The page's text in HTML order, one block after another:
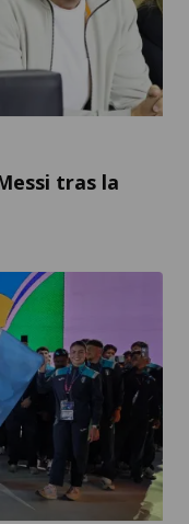
tras la